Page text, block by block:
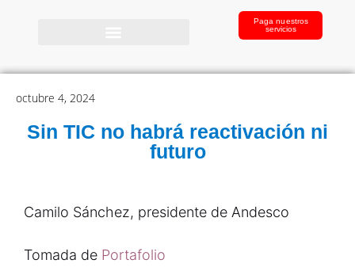
Paga nuestros
servicios
octubre 4, 2024
Sin TIC no habrá reactivación ni
futuro
Camilo Sánchez, presidente de Andesco
Tomada de Portafolio